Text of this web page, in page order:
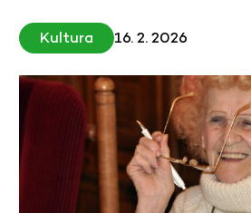
Kultura 16. 2. 2026